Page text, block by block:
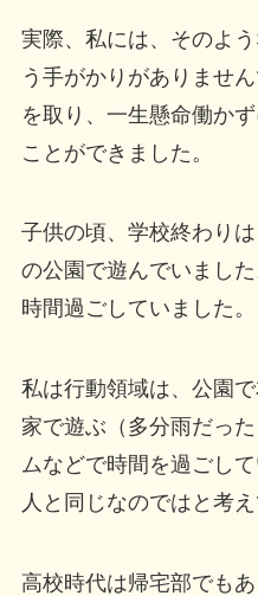
実際、私には、そのよ
う手がかりがありませ
を取り、一生懸命働か
ことができました。
子供の頃、学校終わり
の公園で遊んでいまし
時間過ごしていました。
私は行動領域は、公園
家で遊ぶ（多分雨だっ
ムなどで時間を過ごし
人と同じなのではと考え
高校時代は帰宅部でも